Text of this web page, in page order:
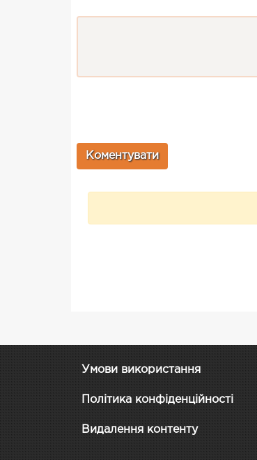
Умови використання
Політика конфіденційності
Видалення контенту